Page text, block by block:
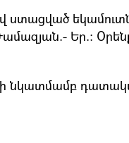
Եր.։
նկատմամբ